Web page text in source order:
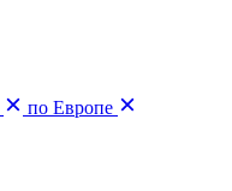
по Европе